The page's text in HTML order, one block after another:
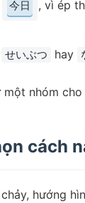
今日 , vì ép
せいぶつ hay
một nhóm
cách
hướng